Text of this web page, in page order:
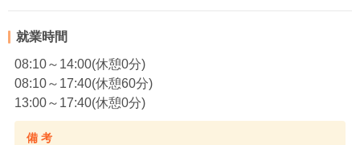
就業時間
08:10～14:00(休憩0分)
08:10～17:40(休憩60分)
13:00～17:40(休憩0分)
備 考